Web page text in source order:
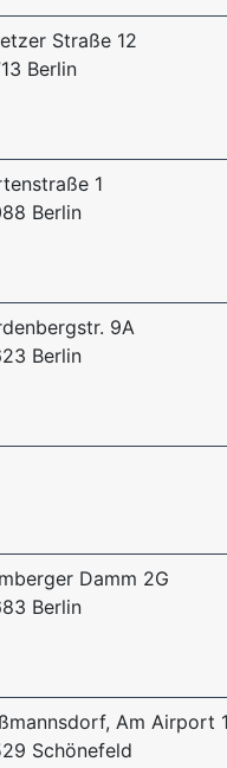
Straße 12
Berlin
1
Berlin
9A
Berlin
Damm 2G
Berlin
Am Airport 1
Schönefeld